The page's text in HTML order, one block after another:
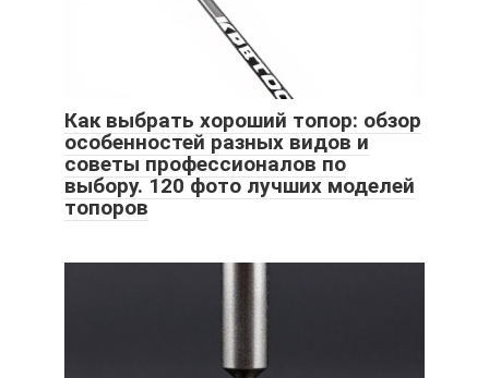
Как выбрать хороший топор: обзор
особенностей разных видов и
советы профессионалов по
выбору. 120 фото лучших моделей
топоров